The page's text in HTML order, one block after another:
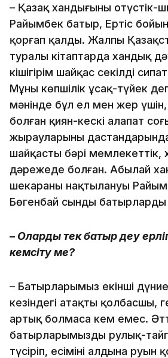
– Қазақ хандығының
Райымбек батыр, Ертіс
қорғап қалды. Жалпы
туралы кітаптарда хандық
кішігірім шайқас секілді
Мұны көпшілік ұсақ-түйек
мәнінде бұл ел мен жер
болған қиян-кескі алапат
жырауларының
шайқастың бәрі
дәрежеде болған. Абылай
шекараның нақтылануы
Бөгенбай сынды батырлардың
– Оларды тек батыр деу
кемсіту ме?
– Батырларымыз екінші
кезіндегі атақты қолбасшы,
артық болмаса кем емес.
батырларымызды рулық-
түсіріп, есімінің алдына руын